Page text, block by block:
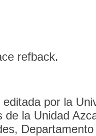
refback.
por la
de la Unidad